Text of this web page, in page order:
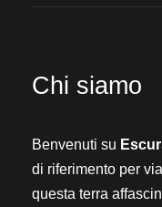
Chi siamo
Benvenuti su
di riferimento per
questa terra